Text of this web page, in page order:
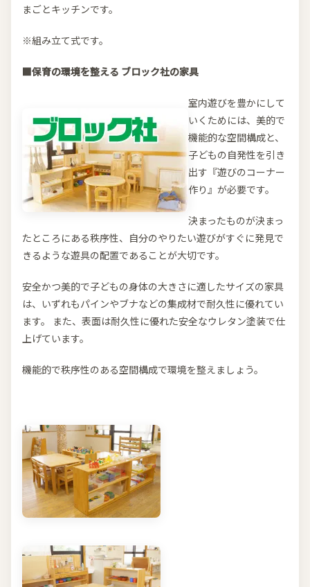
まごとキッチンです。
※組み立て式です。
■保育の環境を整える ブロック社の家具
室内遊びを豊かにして
いくためには、美的で
機能的な空間構成と、
子どもの自発性を引き
出す『遊びのコーナー
作り』が必要です。
決まったものが決まっ
たところにある秩序性、自分のやりたい遊びがすぐに発見で
きるような遊具の配置であることが大切です。
安全かつ美的で子どもの身体の大きさに適したサイズの家具
は、いずれもパインやブナなどの集成材で耐久性に優れてい
ます。 また、表面は耐久性に優れた安全なウレタン塗装で仕
上げています。
機能的で秩序性のある空間構成で環境を整えましょう。